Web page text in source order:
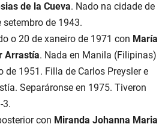
de la Cueva. Nado na cidade de
setembro de 1943.
o 20 de xaneiro de 1971 con María
Arrastía. Nada en Manila (Filipinas)
de 1951. Filla de Carlos Preysler e
Separáronse en 1975. Tiveron
3.
con Miranda Johanna Maria